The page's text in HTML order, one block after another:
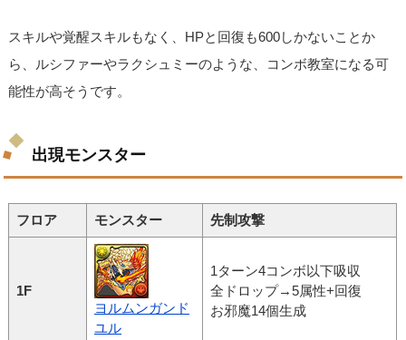
スキルや覚醒スキルもなく、HPと回復も600しかないことか
ら、ルシファーやラクシュミーのような、コンボ教室になる可
能性が高そうです。
出現モンスター
フロア モンスター 先制攻撃
1F
ヨルムンガンド
ユル
1ターン4コンボ以下吸収
全ドロップ→5属性+回復
お邪魔14個生成